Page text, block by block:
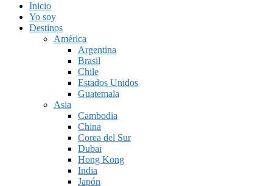
menú
móvil
campo
de
búsqueda
Inicio
Yo soy
Destinos
América
Argentina
Brasil
Chile
Estados Unidos
Guatemala
Asia
Cambodia
China
Corea del Sur
Dubai
Hong Kong
India
Japón